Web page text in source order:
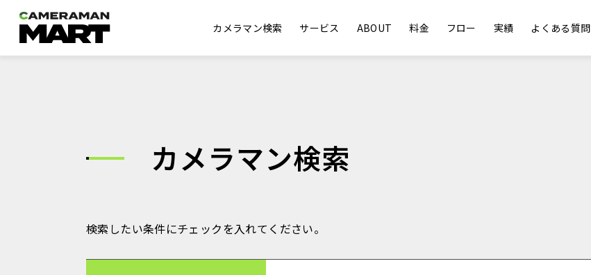
カメラマン検索 サービス ABOUT 料金 フロー 実績 よくある質問
カメラマン検索
検索したい条件にチェックを入れてください。